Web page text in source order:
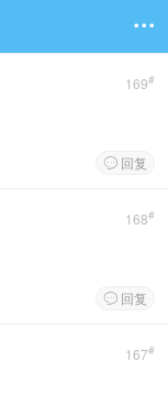

169#
 回复
168#
 回复
167#